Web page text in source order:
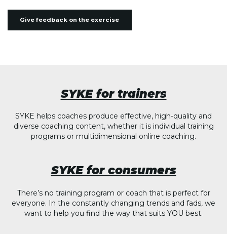
Give feedback on the exercise
SYKE for trainers
SYKE helps coaches produce effective, high-quality and
diverse coaching content, whether it is individual training
programs or multidimensional online coaching.
SYKE for consumers
There’s no training program or coach that is perfect for
everyone. In the constantly changing trends and fads, we
want to help you find the way that suits YOU best.